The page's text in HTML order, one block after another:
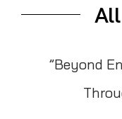
”Beyond